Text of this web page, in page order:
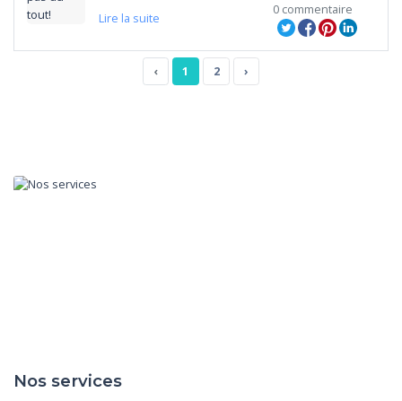
005056a0bd6bonne lecture!
Lire la suite
0 commentaire
‹ 1 2 ›
Nos services